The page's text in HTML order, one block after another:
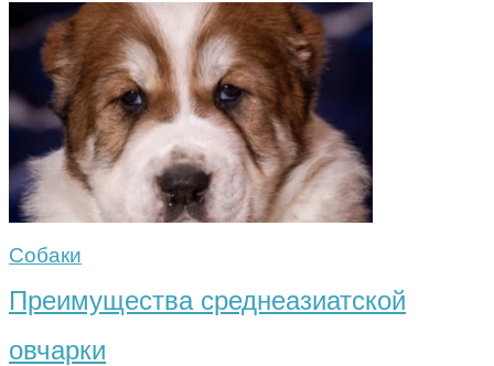
Собаки
Преимущества среднеазиатской
овчарки